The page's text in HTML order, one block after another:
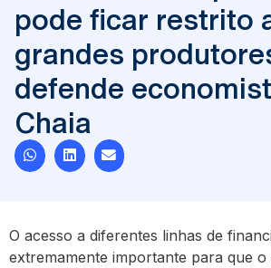
pode ficar restrito
grandes
defende
Chaia
O acesso a diferentes linhas de
extremamente importante para que o